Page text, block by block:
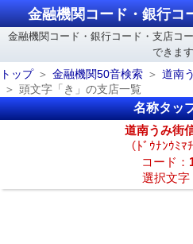
金融機関コード・銀行コ
金融機関コード・銀行コード・支店コ
できます
トップ
金融機関50音検索
道南
頭文字「き」の支店一覧
名称タッ
道南うみ街
（ﾄﾞｳﾅﾝｳﾐﾏ
コード：
選択文字